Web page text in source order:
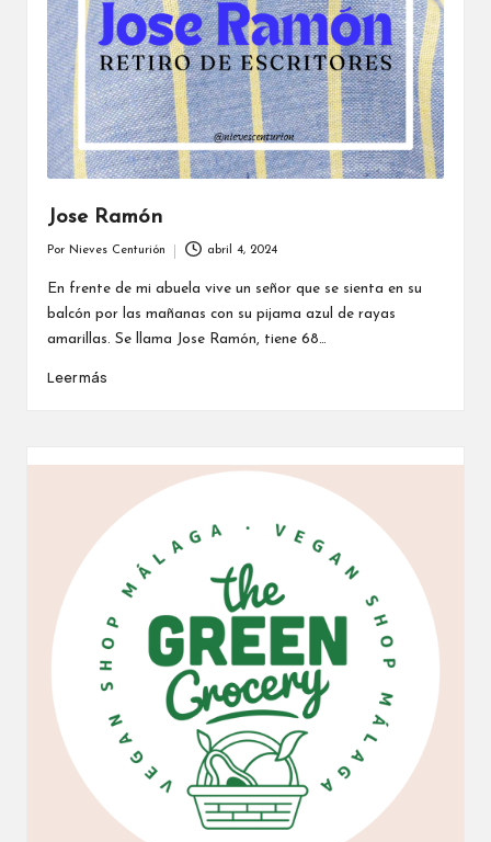
Jose Ramón
por
Por Nieves Centurión abril 4, 2024
En frente de mi abuela vive un señor que se sienta en su
balcón por las mañanas con su pijama azul de rayas
amarillas. Se llama Jose Ramón, tiene 68…
Leer más